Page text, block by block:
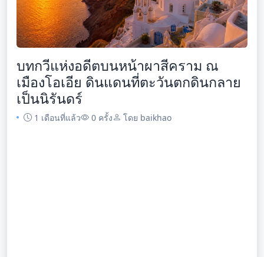
บทกวีแห่งอดีตบนหน้าผาสีคราม ณ
เมืองโอเอีย ดินแดนที่ตะวันตกดินกลาย
เป็นนิรันดร์
1 เดือนที่แล้ว 0 ครั้ง โดย baikhao